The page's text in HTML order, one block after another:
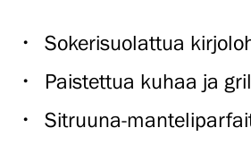
Sokerisuolattua
Paistettua kuhaa ja
Sitruuna-